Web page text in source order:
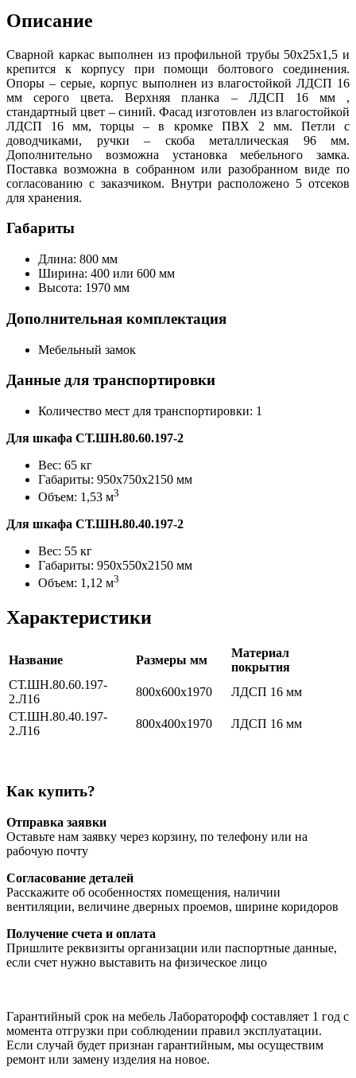
Описание
Сварной каркас выполнен из профильной трубы 50х25х1,5 и
крепится к корпусу при помощи болтового соединения.
Опоры – серые, корпус выполнен из влагостойкой ЛДСП 16
мм серого цвета. Верхняя планка – ЛДСП 16 мм ,
стандартный цвет – синий. Фасад изготовлен из влагостойкой
ЛДСП 16 мм, торцы – в кромке ПВХ 2 мм. Петли с
доводчиками, ручки – скоба металлическая 96 мм.
Дополнительно возможна установка мебельного замка.
Поставка возможна в собранном или разобранном виде по
согласованию с заказчиком. Внутри расположено 5 отсеков
для хранения.
Габариты
Длина: 800 мм
Ширина: 400 или 600 мм
Высота: 1970 мм
Дополнительная комплектация
Мебельный замок
Данные для транспортировки
Количество мест для транспортировки: 1
Для шкафа СТ.ШН.80.60.197-2
Вес: 65 кг
Габариты: 950х750х2150 мм
Объем: 1,53 м3
Для шкафа СТ.ШН.80.40.197-2
Вес: 55 кг
Габариты: 950х550х2150 мм
Объем: 1,12 м3
Характеристики
Название Размеры мм
Материал
покрытия
СТ.ШН.80.60.197-
2.Л16
800х600х1970
ЛДСП 16 мм
СТ.ШН.80.40.197-
2.Л16
800х400х1970 ЛДСП 16 мм
Как купить?
Отправка заявки
Оставьте нам заявку через корзину, по телефону или на
рабочую почту
Согласование деталей
Расскажите об особенностях помещения, наличии
вентиляции, величине дверных проемов, ширине коридоров
Получение счета и оплата
Пришлите реквизиты организации или паспортные данные,
если счет нужно выставить на физическое лицо
Гарантийный срок на мебель Лабораторофф составляет 1 год с
момента отгрузки при соблюдении правил эксплуатации.
Если случай будет признан гарантийным, мы осуществим
ремонт или замену изделия на новое.